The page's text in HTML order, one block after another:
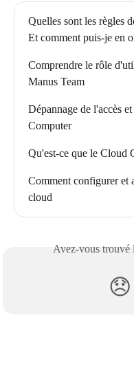
Quelles sont les règles
Et comment puis-je en
Comprendre le rôle
Manus Team
Dépannage de l'accès
Computer
Qu'est-ce que le Cloud
Comment configurer et
cloud
Avez-vous trouvé
😞